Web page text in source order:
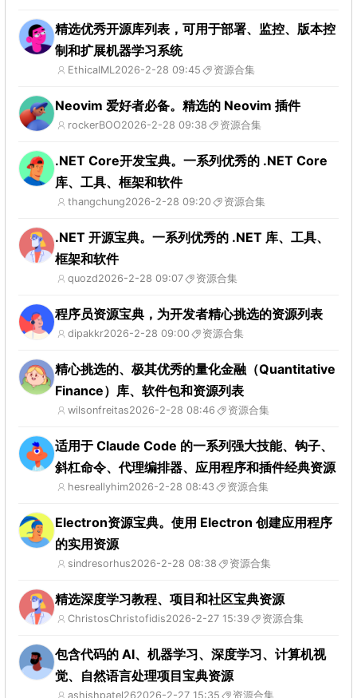
精选优秀开源库列表，可用于部署、监控、版本控
制和扩展机器学习系统
EthicalML2026-2-28 09:45 资源合集
Neovim 爱好者必备。精选的 Neovim 插件
rockerBOO2026-2-28 09:38 资源合集
.NET Core开发宝典。一系列优秀的 .NET Core
库、工具、框架和软件
thangchung2026-2-28 09:20 资源合集
.NET 开源宝典。一系列优秀的 .NET 库、工具、
框架和软件
quozd2026-2-28 09:07 资源合集
程序员资源宝典，为开发者精心挑选的资源列表
dipakkr2026-2-28 09:00 资源合集
精心挑选的、极其优秀的量化金融（Quantitative
Finance）库、软件包和资源列表
wilsonfreitas2026-2-28 08:46 资源合集
适用于 Claude Code 的一系列强大技能、钩子、
斜杠命令、代理编排器、应用程序和插件经典资源
hesreallyhim2026-2-28 08:43 资源合集
Electron资源宝典。使用 Electron 创建应用程序
的实用资源
sindresorhus2026-2-28 08:38 资源合集
精选深度学习教程、项目和社区宝典资源
ChristosChristofidis2026-2-27 15:39 资源合集
包含代码的 AI、机器学习、深度学习、计算机视
觉、自然语言处理项目宝典资源
ashishpatel262026-2-27 15:35 资源合集